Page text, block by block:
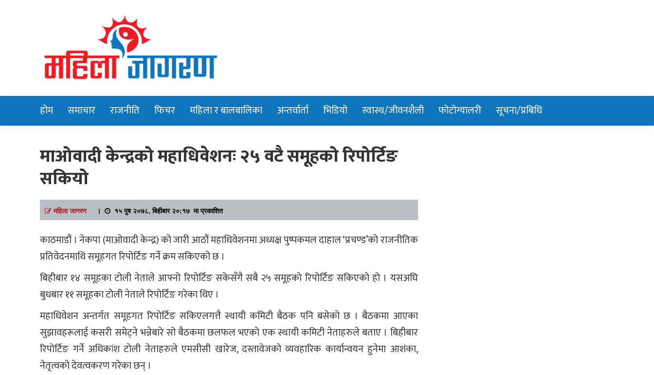
Mahilajagaran
होम समाचार राजनीति फिचर महिला र बालबालिका अन्तर्वार्ता भिडियो स्वास्थ/जीवनशैली फोटोग्यालरी सूचना/प्रबिधि
माओवादी केन्द्रको महाधिवेशनः २५ वटै समूहको रिपोर्टिङ
सकियो
महिला जागरण। १५ पुष २०७८, बिहीबार २०:१७ मा प्रकाशित
काठमाडौं । नेकपा (माओवादी केन्द्र) को जारी आठौं महाधिवेशनमा अध्यक्ष पुष्पकमल दाहाल ‘प्रचण्ड’को राजनीतिक
प्रतिवेदनमाथि समूहगत रिपोर्टिङ गर्ने क्रम सकिएको छ ।
बिहीबार १४ समूहका टोली नेताले आफ्नो रिपोर्टिङ सकेसँगै सबै २५ समूहको रिपोर्टिङ सकिएको हो । यसअघि
बुधबार ११ समूहका टोली नेताले रिपोर्टिङ गरेका थिए ।
महाधिवेशन अन्तर्गत समूहगत रिपोर्टिङ सकिएलगत्तै स्थायी कमिटी बैठक पनि बसेको छ । बैठकमा आएका
सुझावहरूलाई कसरी समेट्ने भन्नेबारे सो बैठकमा छलफल भएको एक स्थायी कमिटी नेताहरुले बताए । बिहीबार
रिपोर्टिङ गर्ने अधिकांश टोली नेताहरुले एमसीसी खारेज, दस्तावेजको व्यवहारिक कार्यान्वयन हुनेमा आशंका,
नेतृत्वको देवत्वकरण गरेका छन् ।